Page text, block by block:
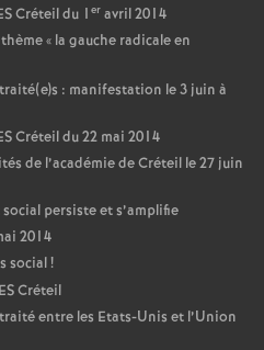
Créteil du 1 er avril 2014
« la gauche radicale en
: manifestation le 3 juin à
Créteil du 22 mai 2014
de l’académie de Créteil le 27 juin
persiste et s’amplifie
2014
social!
Créteil
entre les Etats-Unis et l’Union